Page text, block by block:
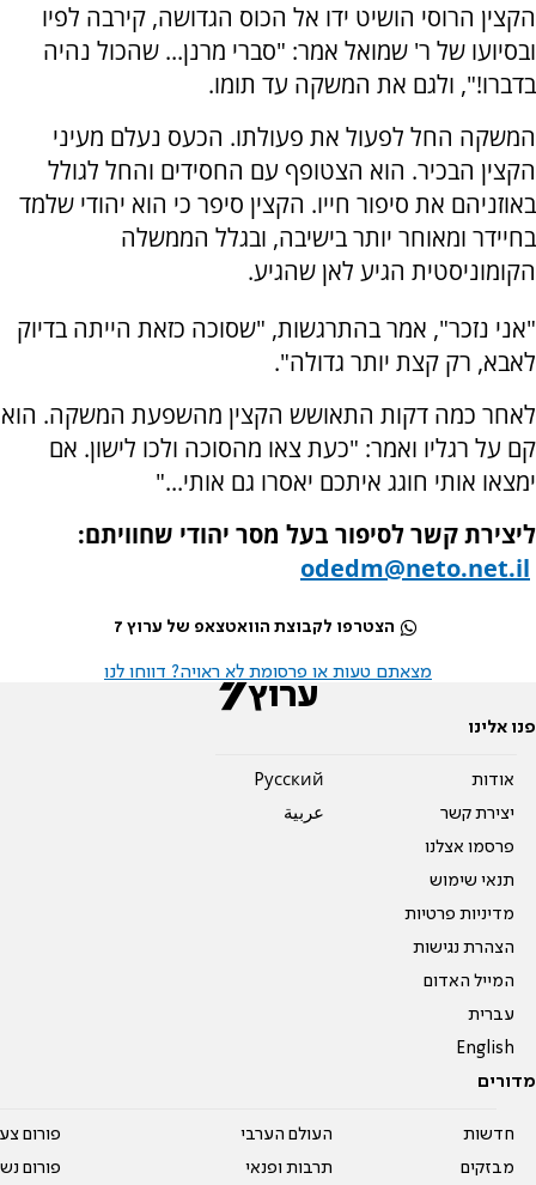
הקצין הרוסי הושיט ידו אל הכוס הגדושה, קירבה לפיו
ובסיועו של ר' שמואל אמר: "סברי מרנן... שהכול נהיה
בדברו!", ולגם את המשקה עד תומו.
המשקה החל לפעול את פעולתו. הכעס נעלם מעיני
הקצין הבכיר. הוא הצטופף עם החסידים והחל לגולל
באוזניהם את סיפור חייו. הקצין סיפר כי הוא יהודי שלמד
בחיידר ומאוחר יותר בישיבה, ובגלל הממשלה
הקומוניסטית הגיע לאן שהגיע.
"אני נזכר", אמר בהתרגשות, "שסוכה כזאת הייתה בדיוק
לאבא, רק קצת יותר גדולה".
לאחר כמה דקות התאושש הקצין מהשפעת המשקה. הוא
קם על רגליו ואמר: "כעת צאו מהסוכה ולכו לישון. אם
ימצאו אותי חוגג איתכם יאסרו גם אותי..."
ליצירת קשר לסיפור בעל מסר יהודי שחוויתם:
odedm@neto.net.il
הצטרפו לקבוצת הוואטצאפ של ערוץ 7
מצאתם טעות או פרסומת לא ראויה? דווחו לנו
פנו אלינו
אודות
יצירת קשר
פרסמו אצלנו
תנאי שימוש
מדיניות פרטיות
הצהרת נגישות
המייל האדום
עברית
English
Pусский
عربية
מדורים
חדשות
מבזקים
העולם הערבי
תרבות ופנאי
פורום
פורום